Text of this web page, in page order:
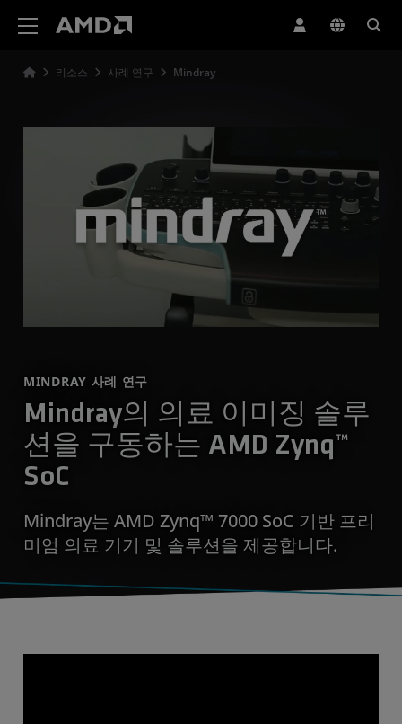
리소스 사례 연구 Mindray
MINDRAY 사례 연구
Mindray의 의료 이미징 솔루
션을 구동하는 AMD Zynq™
SoC
Mindray는 AMD Zynq™ 7000 SoC 기반 프리
미엄 의료 기기 및 솔루션을 제공합니다.